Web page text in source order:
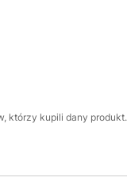
którzy kupili dany produkt.